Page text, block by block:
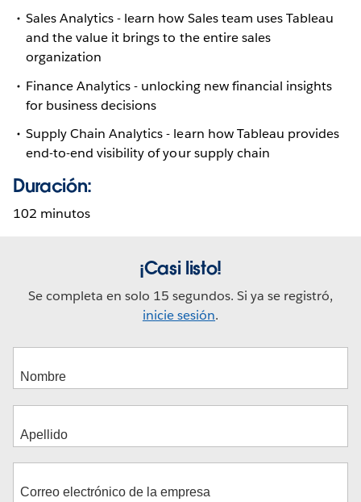
Sales Analytics - learn how Sales team uses Tableau
and the value it brings to the entire sales
organization
Finance Analytics - unlocking new financial insights
for business decisions
Supply Chain Analytics - learn how Tableau provides
end-to-end visibility of your supply chain
Duración:
102 minutos
¡Casi listo!
Se completa en solo 15 segundos. Si ya se registró,
inicie sesión.